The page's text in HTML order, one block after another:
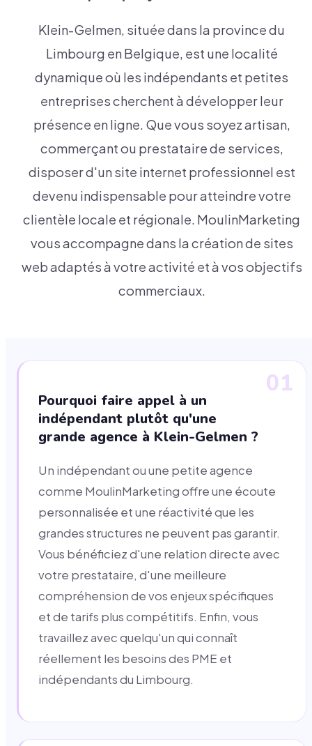
Klein-Gelmen, située dans la province du
Limbourg en Belgique, est une localité
dynamique où les indépendants et petites
entreprises cherchent à développer leur
présence en ligne. Que vous soyez artisan,
commerçant ou prestataire de services,
disposer d'un site internet professionnel est
devenu indispensable pour atteindre votre
clientèle locale et régionale. MoulinMarketing
vous accompagne dans la création de sites
web adaptés à votre activité et à vos objectifs
commerciaux.
01
Pourquoi faire appel à un
indépendant plutôt qu'une
grande agence à Klein-Gelmen ?
Un indépendant ou une petite agence
comme MoulinMarketing offre une écoute
personnalisée et une réactivité que les
grandes structures ne peuvent pas garantir.
Vous bénéficiez d'une relation directe avec
votre prestataire, d'une meilleure
compréhension de vos enjeux spécifiques
et de tarifs plus compétitifs. Enfin, vous
travaillez avec quelqu'un qui connaît
réellement les besoins des PME et
indépendants du Limbourg.